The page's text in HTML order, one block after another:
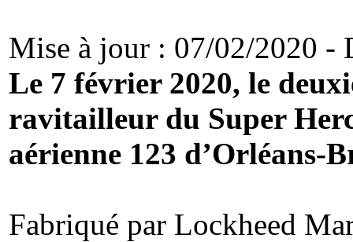
Mise à jour : 07/02/2020 -
Le 7 février 2020, le
ravitailleur du Super
aérienne 123 d’Orléans-
Fabriqué par Lockheed